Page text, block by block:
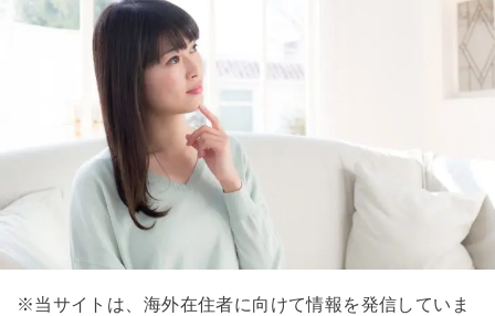
※当サイトは、海外在住者に向けて情報を発信していま